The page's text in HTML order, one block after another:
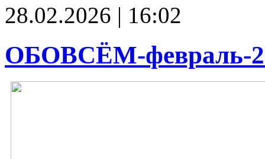
28.02.2026 | 16:02
ОБОВСЁМ-февраль-